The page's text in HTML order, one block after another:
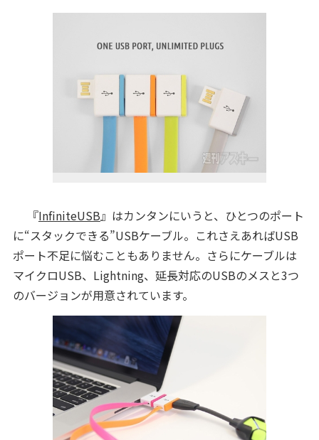
『InfiniteUSB』はカンタンにいうと、ひとつのポート
に“スタックできる”USBケーブル。これさえあればUSB
ポート不足に悩むこともありません。さらにケーブルは
マイクロUSB、Lightning、延長対応のUSBのメスと3つ
のバージョンが用意されています。